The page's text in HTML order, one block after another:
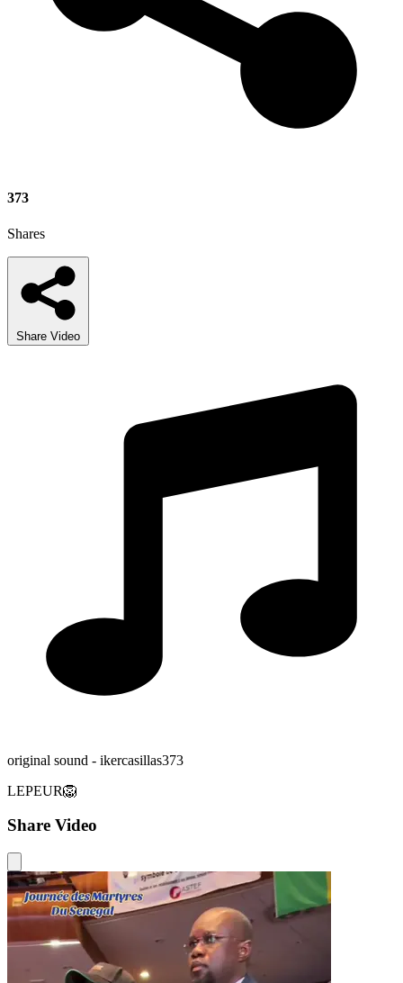
373
Shares
Share Video
original sound - ikercasillas373
LEPEUR🦁
Share Video